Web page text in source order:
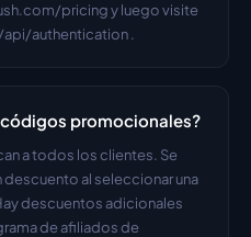
pricing y luego visite
authentication .
promocionales?
a todos los clientes. Se
al seleccionar una
descuentos adicionales
de afiliados de